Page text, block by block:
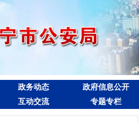
政务动态
政府信息公开
互动交流 专题专栏